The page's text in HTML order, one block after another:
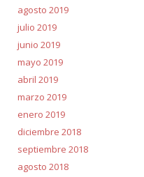
agosto 2019
julio 2019
junio 2019
mayo 2019
abril 2019
marzo 2019
enero 2019
diciembre 2018
septiembre 2018
agosto 2018